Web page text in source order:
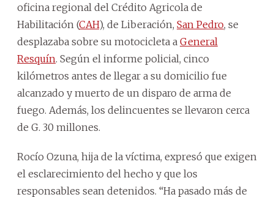
oficina regional del Crédito Agricola de
Habilitación (CAH), de Liberación, San Pedro, se
desplazaba sobre su motocicleta a General
Resquín. Según el informe policial, cinco
kilómetros antes de llegar a su domicilio fue
alcanzado y muerto de un disparo de arma de
fuego. Además, los delincuentes se llevaron cerca
de G. 30 millones.
Rocío Ozuna, hija de la víctima, expresó que exigen
el esclarecimiento del hecho y que los
responsables sean detenidos. “Ha pasado más de